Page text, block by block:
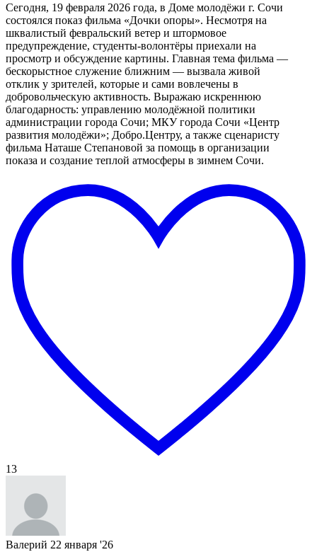
Сегодня, 19 февраля 2026 года, в Доме молодёжи г. Сочи
состоялся показ фильма «Дочки опоры». Несмотря на
шквалистый февральский ветер и штормовое
предупреждение, студенты‑волонтёры приехали на
просмотр и обсуждение картины. Главная тема фильма —
бескорыстное служение ближним — вызвала живой
отклик у зрителей, которые и сами вовлечены в
добровольческую активность. Выражаю искреннюю
благодарность: управлению молодёжной политики
администрации города Сочи; МКУ города Сочи «Центр
развития молодёжи»; Добро.Центру, а также сценаристу
фильма Наташе Степановой за помощь в организации
показа и создание теплой атмосферы в зимнем Сочи.
13
Валерий 22 января '26